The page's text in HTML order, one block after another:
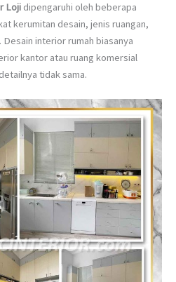
Loji dipengaruhi oleh beberapa
kerumitan desain, jenis ruangan,
interior rumah biasanya
kantor atau ruang komersial
tidak sama.